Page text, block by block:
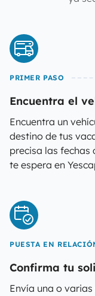
PRIMER PASO
Encuentra el
Encuentra un
destino de tus
precisa las fechas
te espera en
PUESTA EN
Confirma tu
Envía una o